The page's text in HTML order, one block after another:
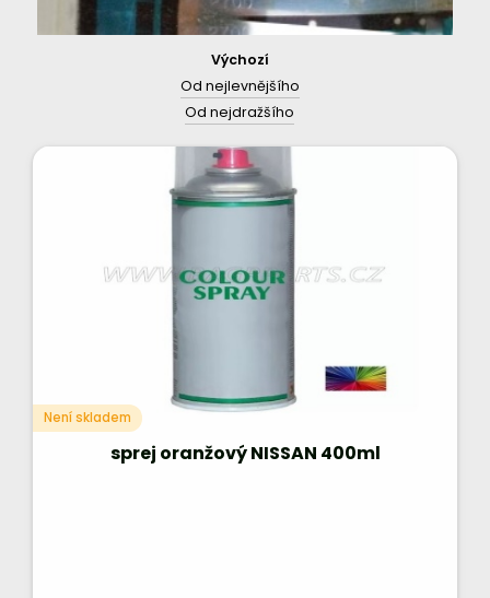
Výchozí
Od nejlevnějšího
Od nejdražšího
Není skladem
sprej oranžový NISSAN 400ml